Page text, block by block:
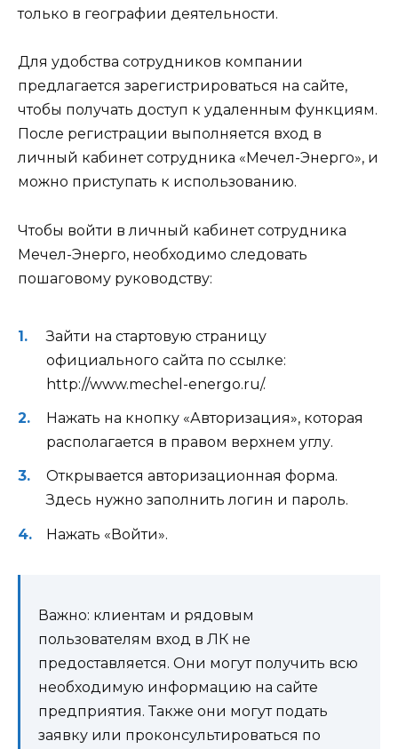
только в географии деятельности.
Для удобства сотрудников компании
предлагается зарегистрироваться на сайте,
чтобы получать доступ к удаленным функциям.
После регистрации выполняется вход в
личный кабинет сотрудника «Мечел-Энерго», и
можно приступать к использованию.
Чтобы войти в личный кабинет сотрудника
Мечел-Энерго, необходимо следовать
пошаговому руководству:
Зайти на стартовую страницу
официального сайта по ссылке:
http://www.mechel-energo.ru/.
Нажать на кнопку «Авторизация», которая
располагается в правом верхнем углу.
Открывается авторизационная форма.
Здесь нужно заполнить логин и пароль.
Нажать «Войти».
Важно: клиентам и рядовым
пользователям вход в ЛК не
предоставляется. Они могут получить всю
необходимую информацию на сайте
предприятия. Также они могут подать
заявку или проконсультироваться по